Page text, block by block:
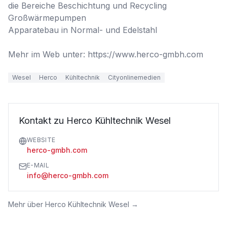
die Bereiche Beschichtung und Recycling
Großwärmepumpen
Apparatebau in Normal- und Edelstahl
Mehr im Web unter: https://www.herco-gmbh.com
Wesel Herco Kühltechnik Cityonlinemedien
Kontakt zu Herco Kühltechnik Wesel
WEBSITE
herco-gmbh.com
E-MAIL
info@herco-gmbh.com
Mehr über Herco Kühltechnik Wesel →